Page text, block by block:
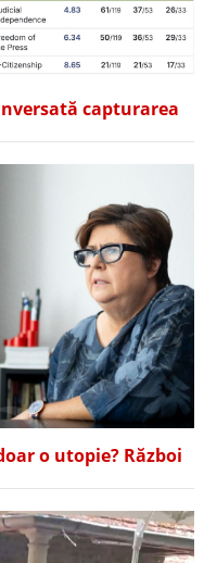
capturarea
o utopie? Război